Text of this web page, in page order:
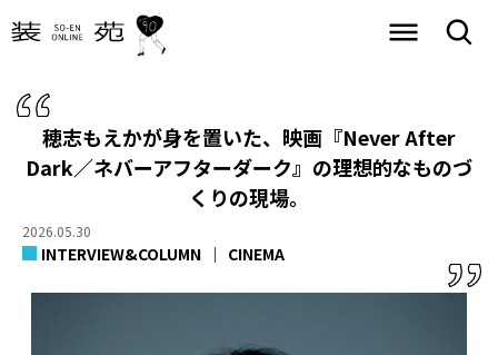
穂志もえかが身を置いた、映画『Never After
Dark／ネバーアフターダーク』の理想的なものづ
くりの現場。
2026.05.30
INTERVIEW&COLUMN CINEMA